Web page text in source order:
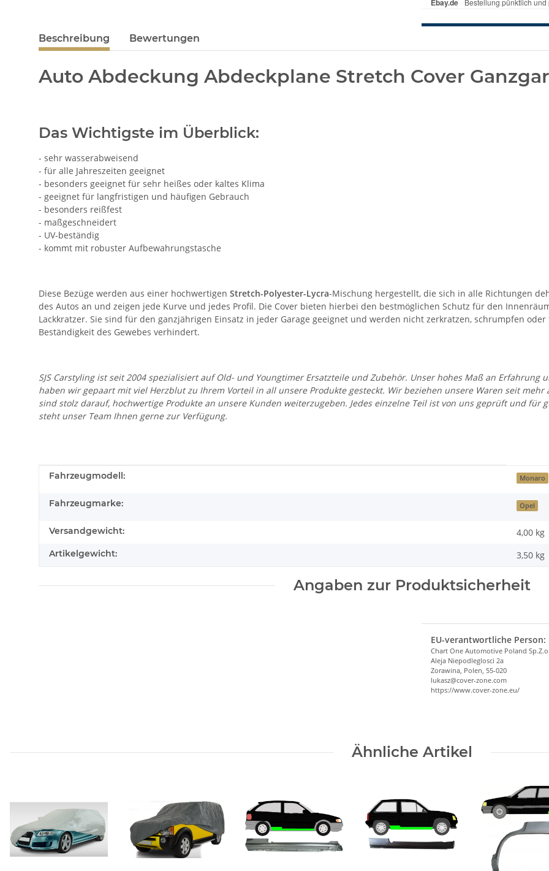
Beschreibung Bewertungen
Auto Abdeckung Abdeckplane Stretch Cover
Das Wichtigste im Überblick:
- sehr wasserabweisend
- für alle Jahreszeiten geeignet
- besonders geeignet für sehr heißes oder kaltes Klima
- geeignet für langfristigen und häufigen Gebrauch
- besonders reißfest
- maßgeschneidert
- UV-beständig
- kommt mit robuster Aufbewahrungstasche
Diese Bezüge werden aus einer hochwertigen Stretch-Polyester-Lycra-Mischung hergestellt, die sich in alle Richtungen
des Autos an und zeigen jede Kurve und jedes Profil. Die Cover bieten hierbei den bestmöglichen Schutz für den
Lackkratzer. Sie sind für den ganzjährigen Einsatz in jeder Garage geeignet und werden nicht zerkratzen, schrumpfen
Beständigkeit des Gewebes verhindert.
SJS Carstyling ist seit 2004 spezialisiert auf Old- und Youngtimer Ersatzteile und Zubehör. Unser hohes Maß an Erfahrung
haben wir gepaart mit viel Herzblut zu Ihrem Vorteil in all unsere Produkte gesteckt. Wir beziehen unsere Waren seit
sind stolz darauf, hochwertige Produkte an unsere Kunden weiterzugeben. Jedes einzelne Teil ist von uns geprüft und für
steht unser Team Ihnen gerne zur Verfügung.
Produkteigenschaft
Wert
Fahrzeugmodell: Monaro
Fahrzeugmarke: Opel
Versandgewicht: 4,00 kg
Artikelgewicht: 3,50 kg
Angaben zur Produktsicherheit
EU-verantwortliche Person:
Chart One Automotive Poland
Aleja Niepodleglosci 2a
Zorawina, Polen, 55-020
lukasz@cover-zone.com
https://www.cover-zone.eu/
Ähnliche Artikel